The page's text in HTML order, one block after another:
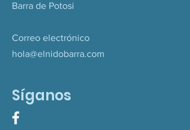
Barra de Potosi
Correo electrónico
hola@elnidobarra.com
Síganos